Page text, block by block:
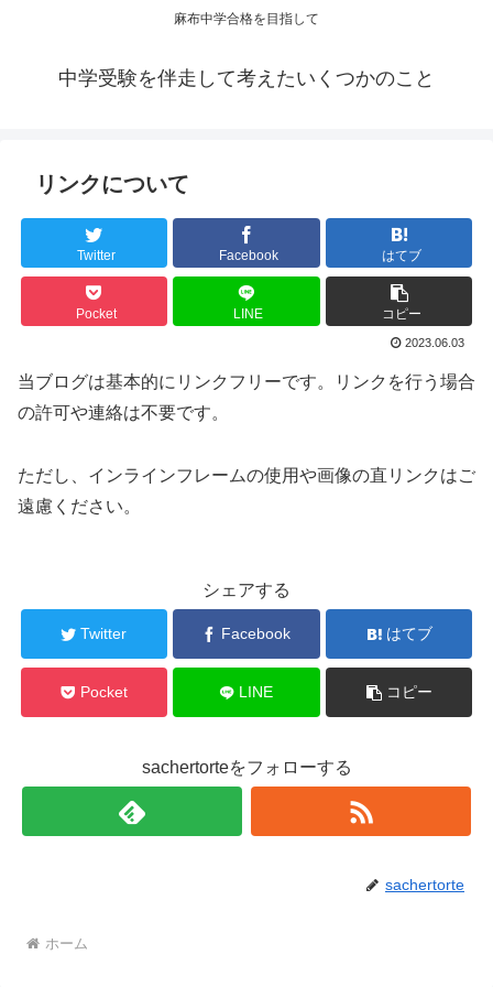
麻布中学合格を目指して
中学受験を伴走して考えたいくつかのこと
リンクについて
Twitter Facebook はてブ
Pocket LINE コピー
2023.06.03
当ブログは基本的にリンクフリーです。リンクを行う場合
の許可や連絡は不要です。
ただし、インラインフレームの使用や画像の直リンクはご
遠慮ください。
シェアする
Twitter Facebook はてブ
Pocket LINE コピー
sachertorteをフォローする
sachertorte
ホーム